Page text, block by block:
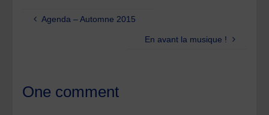
Agenda – Automne 2015
En avant la musique !
One comment